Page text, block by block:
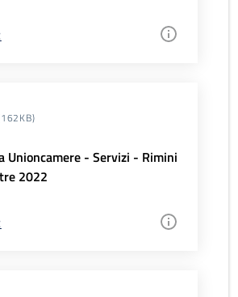
Unioncamere - Servizi - Rimini
2022